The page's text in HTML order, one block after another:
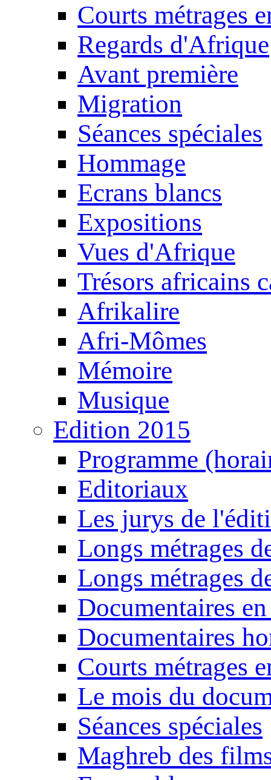
Courts métrages
Regards d'Afrique
Avant première
Migration
Séances spéciales
Hommage
Ecrans blancs
Expositions
Vues d'Afrique
Trésors africains
Afrikalire
Afri-Mômes
Mémoire
Musique
Edition 2015
Programme
Editoriaux
Les jurys de
Longs métrages
Longs métrages
Documentaires
Documentaires
Courts métrages
Le mois du
Séances spéciales
Maghreb des